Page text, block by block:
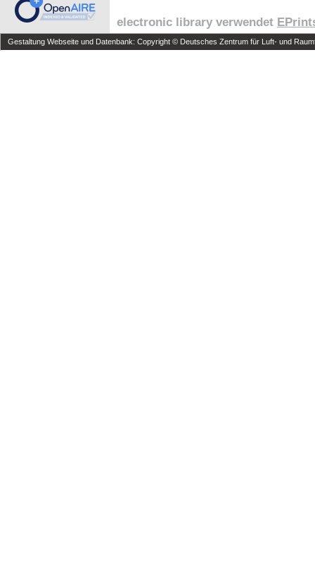
electronic library verwendet
Gestaltung Webseite und Datenbank: Copyright © Deutsches Zentrum für Luft- und